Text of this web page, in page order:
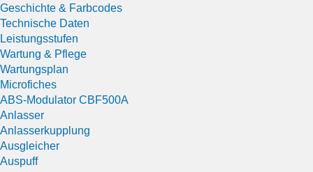
Geschichte & Farbcodes
Technische Daten
Leistungsstufen
Wartung & Pflege
Wartungsplan
Microfiches
ABS-Modulator CBF500A
Anlasser
Anlasserkupplung
Ausgleicher
Auspuff